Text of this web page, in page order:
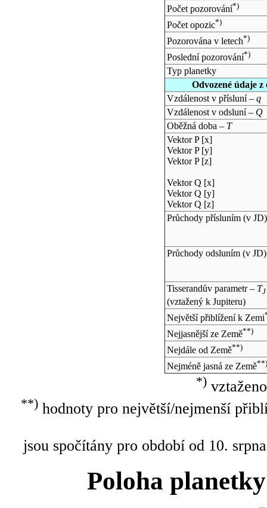
Počet pozorování*)
Počet opozic*)
Pozorována v letech*)
Poslední pozorování*)
Typ planetky
Odvozené údaje
Vzdálenost v přísluní – q
Vzdálenost v odsluní – Q
Oběžná doba – T
Vektor P [x]
Vektor P [y]
Vektor P [z]
Vektor Q [x]
Vektor Q [y]
Vektor Q [z]
Průchody přísluním (v JD)
Průchody odsluním (v JD)
Tisserandův parametr – TJ
(vztažený k Jupiteru)
Největší přiblížení k Zemi
Nejjasnější ze Země**)
Nejdále od Země**)
Nejméně jasná ze Země**)
*)
**)hodnoty pro největší/nejmenší
jsou spočítány pro období od 10.
Poloha